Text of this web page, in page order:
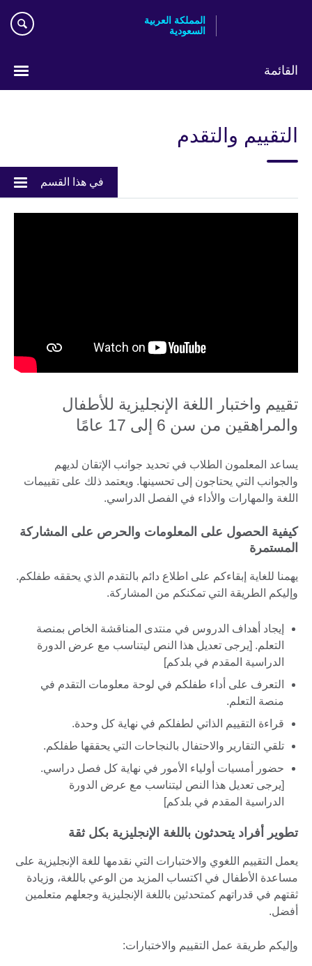
المملكة العربية
السعودية
القائمة
التقييم والتقدم
في هذا القسم
تقييم واختبار اللغة الإنجليزية للأطفال
والمراهقين من سن 6 إلى 17 عامًا
يساعد المعلمون الطلاب في تحديد جوانب الإتقان لديهم
والجوانب التي يحتاجون إلى تحسينها. ويعتمد ذلك على تقييمات
اللغة والمهارات والأداء في الفصل الدراسي.
كيفية الحصول على المعلومات والحرص على المشاركة
المستمرة
يهمنا للغاية إبقاءكم على اطلاع دائم بالتقدم الذي يحققه طفلكم.
وإليكم الطريقة التي تمكنكم من المشاركة.
إيجاد أهداف الدروس في منتدى المناقشة الخاص بمنصة
التعلم. [يرجى تعديل هذا النص ليتناسب مع عرض الدورة
الدراسية المقدم في بلدكم]
التعرف على أداء طفلكم في لوحة معلومات التقدم في
منصة التعلم.
قراءة التقييم الذاتي لطفلكم في نهاية كل وحدة.
تلقي التقارير والاحتفال بالنجاحات التي يحققها طفلكم.
حضور أمسيات أولياء الأمور في نهاية كل فصل دراسي.
[يرجى تعديل هذا النص ليتناسب مع عرض الدورة
الدراسية المقدم في بلدكم]
تطوير أفراد يتحدثون باللغة الإنجليزية بكل ثقة
يعمل التقييم اللغوي والاختبارات التي نقدمها للغة الإنجليزية على
مساعدة الأطفال في اكتساب المزيد من الوعي باللغة، وزيادة
ثقتهم في قدراتهم كمتحدثين باللغة الإنجليزية وجعلهم متعلمين
أفضل.
وإليكم طريقة عمل التقييم والاختبارات: